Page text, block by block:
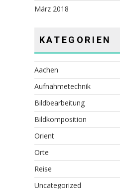
März 2018
KATEGORIEN
Aachen
Aufnahmetechnik
Bildbearbeitung
Bildkomposition
Orient
Orte
Reise
Uncategorized